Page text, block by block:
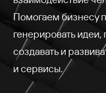
Помогаем бизнесу
генерировать
создавать и
и сервисы.